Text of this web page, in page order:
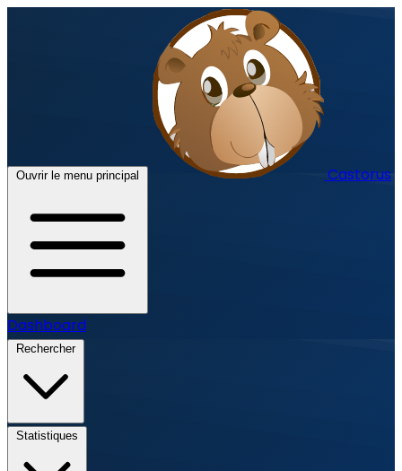
Ouvrir le menu principal Castorus
Dashboard
Rechercher
Statistiques